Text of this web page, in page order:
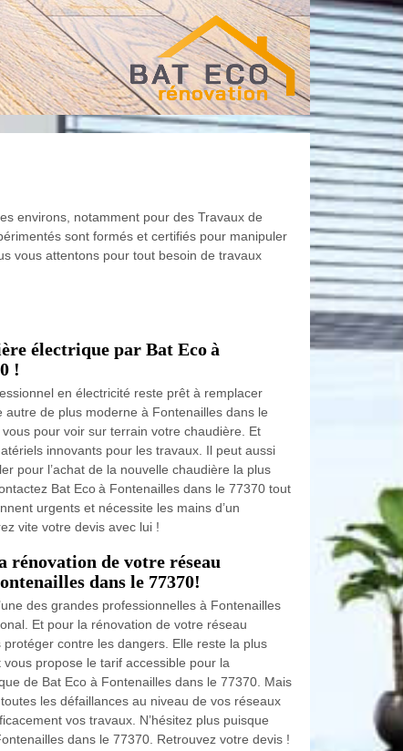
environs, notamment pour des Travaux de
sont formés et certifiés pour manipuler
vous attentons pour tout besoin de travaux
électrique par Bat Eco à
!
en électricité reste prêt à remplacer
de plus moderne à Fontenailles dans le
pour voir sur terrain votre chaudière. Et
innovants pour les travaux. Il peut aussi
pour l’achat de la nouvelle chaudière la plus
Bat Eco à Fontenailles dans le 77370 tout
urgents et nécessite les mains d’un
vite votre devis avec lui !
rénovation de votre réseau
dans le 77370!
des grandes professionnelles à Fontenailles
Et pour la rénovation de votre réseau
contre les dangers. Elle reste la plus
propose le tarif accessible pour la
de Bat Eco à Fontenailles dans le 77370. Mais
les défaillances au niveau de vos réseaux
vos travaux. N’hésitez plus puisque
dans le 77370. Retrouvez votre devis !